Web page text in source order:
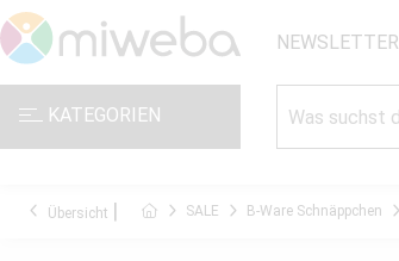
NEWSLETTER
KATEGORIEN
Übersicht SALE B-Ware Schnäppchen